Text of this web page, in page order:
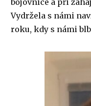
bojovnice a při
Vydržela s námi
roku, kdy s námi